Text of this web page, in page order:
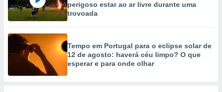
perigoso estar ao ar livre durante uma
trovoada
Tempo em Portugal para o eclipse solar de
12 de agosto: haverá céu limpo? O que
esperar e para onde olhar